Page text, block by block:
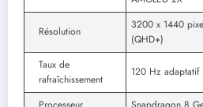
Résolution
3200 x 1440
(QHD+)
Taux de
rafraîchissement
120 Hz adaptatif